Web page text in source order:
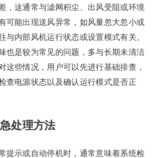
，这通常与滤网积尘、出风受阻或环境
可能出现送风异常，如风量忽大忽小或
与内部风机运行状态或设置模式有关。
也是较为常见的问题，多与长期未清洁
这些情况，用户可以先进行基础排查，
查电源状态以及确认运行模式是否正
处理方法
提示或自动停机时，通常意味着系统检